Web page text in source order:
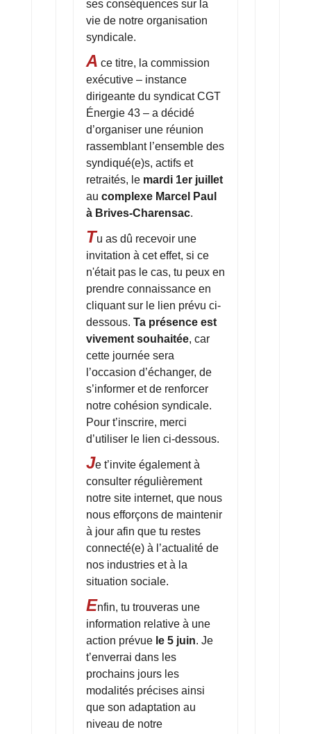
ses conséquences sur la
vie de notre organisation
syndicale.
A ce titre, la commission
exécutive – instance
dirigeante du syndicat CGT
Énergie 43 – a décidé
d’organiser une réunion
rassemblant l’ensemble des
syndiqué(e)s, actifs et
retraités, le mardi 1er juillet
au complexe Marcel Paul
à Brives-Charensac.
Tu as dû recevoir une
invitation à cet effet, si ce
n'était pas le cas, tu peux en
prendre connaissance en
cliquant sur le lien prévu ci-
dessous. Ta présence est
vivement souhaitée, car
cette journée sera
l’occasion d’échanger, de
s’informer et de renforcer
notre cohésion syndicale.
Pour t’inscrire, merci
d’utiliser le lien ci-dessous.
Je t’invite également à
consulter régulièrement
notre site internet, que nous
nous efforçons de maintenir
à jour afin que tu restes
connecté(e) à l’actualité de
nos industries et à la
situation sociale.
Enfin, tu trouveras une
information relative à une
action prévue le 5 juin. Je
t’enverrai dans les
prochains jours les
modalités précises ainsi
que son adaptation au
niveau de notre